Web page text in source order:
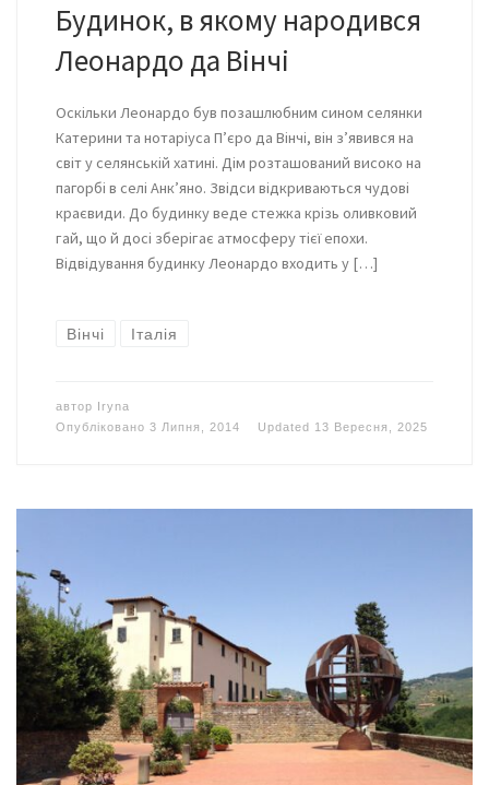
Будинок, в якому народився
Леонардо да Вінчі
Оскільки Леонардо був позашлюбним сином селянки
Катерини та нотаріуса П’єро да Вінчі, він з’явився на
світ у селянській хатині. Дім розташований високо на
пагорбі в селі Анк’яно. Звідси відкриваються чудові
краєвиди. До будинку веде стежка крізь оливковий
гай, що й досі зберігає атмосферу тієї епохи.
Відвідування будинку Леонардо входить у […]
Вінчі Італія
автор Iryna
Опубліковано 3 Липня, 2014 Updated 13 Вересня, 2025